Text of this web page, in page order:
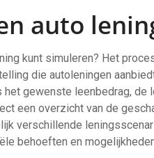
auto
kunt simuleren? Het
die autoleningen
gewenste leenbedrag, de
een overzicht van de
verschillende
behoeften en